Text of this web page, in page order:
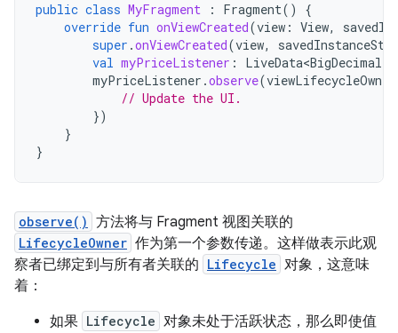
public class MyFragment : Fragment()
{
override fun onViewCreated(view : View,
super .onViewCreated(view,
val myPriceListener : LiveData<BigDecimal>
myPriceListener .observe(viewLifecycleOwner
// Update the UI.
})
}
}
observe() 方法将与 Fragment 视图关联的
LifecycleOwner 作为第一个参数传递。这样做表示此观
察者已绑定到与所有者关联的 Lifecycle 对象，这意味
着：
如果 Lifecycle 对象未处于活跃状态，那么即使值